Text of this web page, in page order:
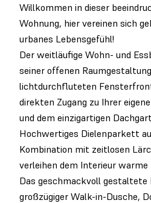
Willkommen in dieser
Wohnung, hier vereinen sich
urbanes Lebensgefühl!
Der weitläufige Wohn- und
seiner offenen
lichtdurchfluteten
direkten Zugang zu Ihrer
und dem einzigartigen
Hochwertiges Dielenparkett
Kombination mit zeitlosen
verleihen dem Interieur warme
Das geschmackvoll gestaltete
großzügiger Walk-in-Dusche,